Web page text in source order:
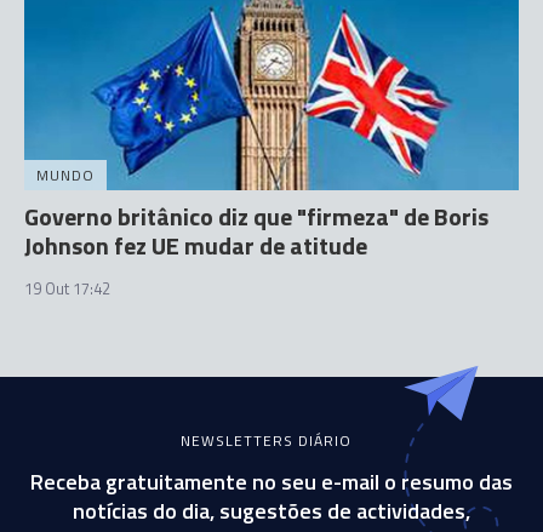
MUNDO
Governo britânico diz que "firmeza" de Boris
Johnson fez UE mudar de atitude
19 Out 17:42
NEWSLETTERS DIÁRIO
Receba gratuitamente no seu e-mail o resumo das
notícias do dia, sugestões de actividades,